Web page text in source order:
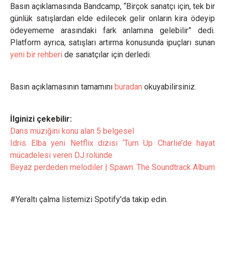
Basın açıklamasında Bandcamp, “Birçok sanatçı için, tek bir
günlük satışlardan elde edilecek gelir onların kira ödeyip
ödeyememe arasındaki fark anlamına gelebilir” dedi.
Platform ayrıca, satışları artırma konusunda ipuçları sunan
yeni bir rehberi de sanatçılar için derledi.
Basın açıklamasının tamamını buradan okuyabilirsiniz.
İlginizi çekebilir:
Dans müziğini konu alan 5 belgesel
Idris Elba yeni Netflix dizisi ‘Turn Up Charlie’de hayat
mücadelesi veren DJ rolünde
Beyaz perdeden melodiler | Spawn: The Soundtrack Album
#Yeraltı çalma listemizi Spotify'da takip edin.